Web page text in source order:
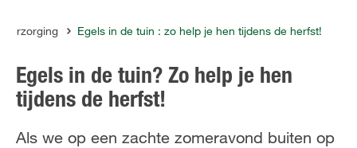
Tot je dienst
Onderneming
Egels in de tuin : zo help je hen tijdens de herfst!
Egels in de tuin? Zo help je hen
tijdens de herfst!
Als we op een zachte zomeravond buiten op